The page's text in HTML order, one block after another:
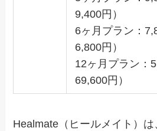
9,400円）
6ヶ月プラン：
6,800円）
12ヶ月プラン：
69,600円）
Healmate（ヒールメイト）